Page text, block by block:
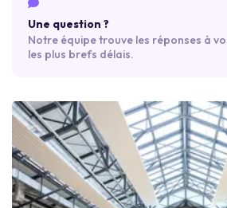
Une question ?
Notre équipe trouve les réponses à
les plus brefs délais.